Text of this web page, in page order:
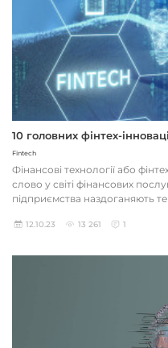
10 головних фінтех-
Fintech
Фінансові технології або
слово у світі фінансових
підприємства наздоганяють
12.10.23 13 261 1